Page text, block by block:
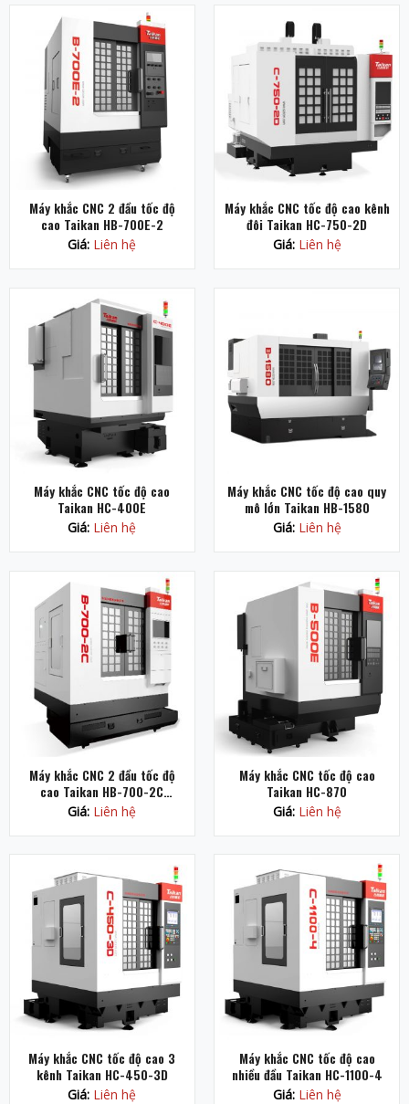
Máy khắc CNC 2 đầu tốc độ
cao Taikan HB-700E-2
Giá: Liên hệ
Máy khắc CNC tốc độ cao kênh
đôi Taikan HC-750-2D
Giá:Liên hệ
Máy khắc CNC tốc độ cao
Taikan HC-400E
Giá: Liên hệ
Máy khắc CNC tốc độ cao quy
mô lớn Taikan HB-1580
Giá:Liên hệ
Máy khắc CNC 2 đầu tốc độ
cao Taikan HB-700-2C
(Robot)
Giá: Liên hệ
Máy khắc CNC tốc độ cao
Taikan HC-870
Giá:Liên hệ
Máy khắc CNC tốc độ cao 3
kênh Taikan HC-450-3D
Giá: Liên hệ
Máy khắc CNC tốc độ cao
nhiều đầu Taikan HC-1100-4
Giá:Liên hệ